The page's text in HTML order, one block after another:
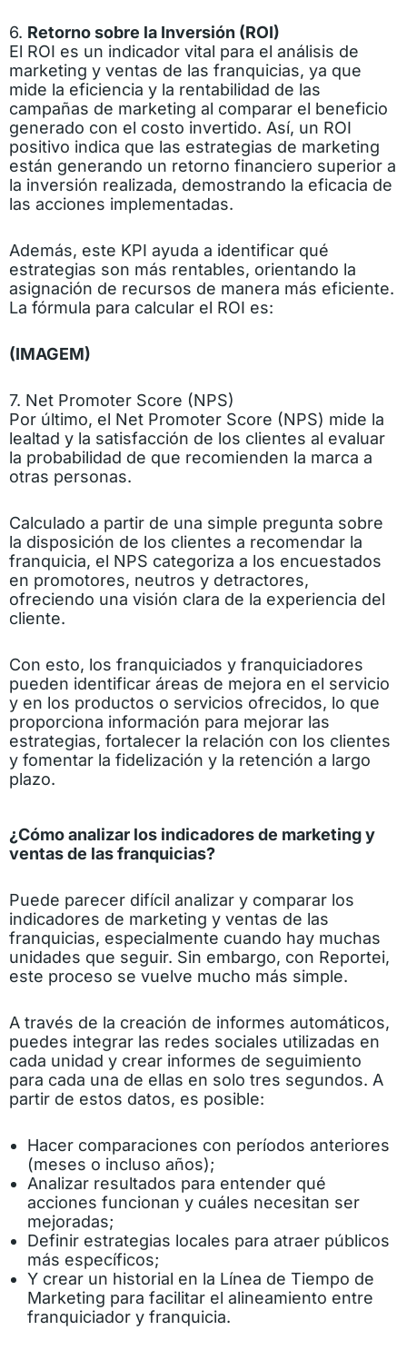
6. Retorno sobre la Inversión (ROI)
El ROI es un indicador vital para el análisis de
marketing y ventas de las franquicias, ya que
mide la eficiencia y la rentabilidad de las
campañas de marketing al comparar el beneficio
generado con el costo invertido. Así, un ROI
positivo indica que las estrategias de marketing
están generando un retorno financiero superior a
la inversión realizada, demostrando la eficacia de
las acciones implementadas.
Además, este KPI ayuda a identificar qué
estrategias son más rentables, orientando la
asignación de recursos de manera más eficiente.
La fórmula para calcular el ROI es:
(IMAGEM)
7. Net Promoter Score (NPS)
Por último, el Net Promoter Score (NPS) mide la
lealtad y la satisfacción de los clientes al evaluar
la probabilidad de que recomienden la marca a
otras personas.
Calculado a partir de una simple pregunta sobre
la disposición de los clientes a recomendar la
franquicia, el NPS categoriza a los encuestados
en promotores, neutros y detractores,
ofreciendo una visión clara de la experiencia del
cliente.
Con esto, los franquiciados y franquiciadores
pueden identificar áreas de mejora en el servicio
y en los productos o servicios ofrecidos, lo que
proporciona información para mejorar las
estrategias, fortalecer la relación con los clientes
y fomentar la fidelización y la retención a largo
plazo.
¿Cómo analizar los indicadores de marketing y
ventas de las franquicias?
Puede parecer difícil analizar y comparar los
indicadores de marketing y ventas de las
franquicias, especialmente cuando hay muchas
unidades que seguir. Sin embargo, con Reportei,
este proceso se vuelve mucho más simple.
A través de la creación de informes automáticos,
puedes integrar las redes sociales utilizadas en
cada unidad y crear informes de seguimiento
para cada una de ellas en solo tres segundos. A
partir de estos datos, es posible:
Hacer comparaciones con períodos anteriores
(meses o incluso años);
Analizar resultados para entender qué
acciones funcionan y cuáles necesitan ser
mejoradas;
Definir estrategias locales para atraer públicos
más específicos;
Y crear un historial en la Línea de Tiempo de
Marketing para facilitar el alineamiento entre
franquiciador y franquicia.